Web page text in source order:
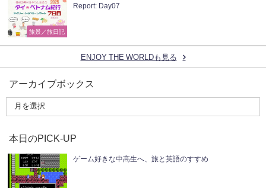
旅景／旅日記
Report: Day07
ENJOY THE WORLDも見る
アーカイブボックス
本日のPICK-UP
ゲーム好きな中高生へ、旅と英語のすすめ